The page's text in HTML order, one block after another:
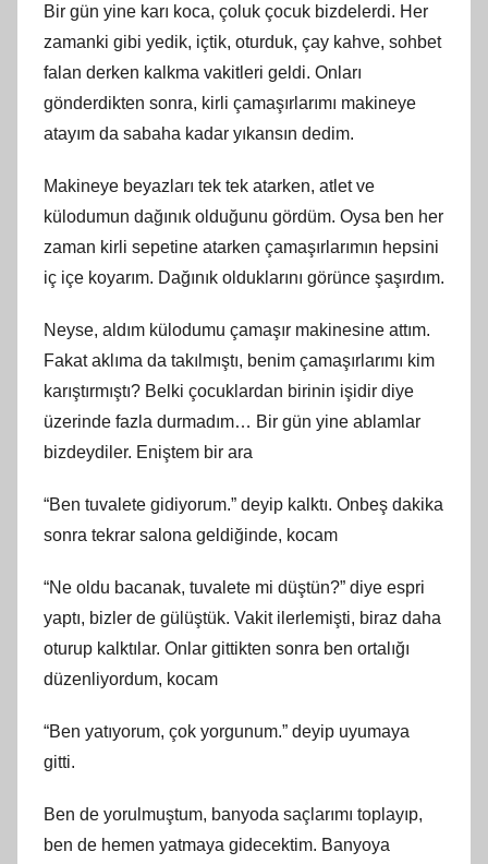
Bir gün yine karı koca, çoluk çocuk bizdelerdi. Her
zamanki gibi yedik, içtik, oturduk, çay kahve, sohbet
falan derken kalkma vakitleri geldi. Onları
gönderdikten sonra, kirli çamaşırlarımı makineye
atayım da sabaha kadar yıkansın dedim.
Makineye beyazları tek tek atarken, atlet ve
külodumun dağınık olduğunu gördüm. Oysa ben her
zaman kirli sepetine atarken çamaşırlarımın hepsini
iç içe koyarım. Dağınık olduklarını görünce şaşırdım.
Neyse, aldım külodumu çamaşır makinesine attım.
Fakat aklıma da takılmıştı, benim çamaşırlarımı kim
karıştırmıştı? Belki çocuklardan birinin işidir diye
üzerinde fazla durmadım… Bir gün yine ablamlar
bizdeydiler. Eniştem bir ara
“Ben tuvalete gidiyorum.” deyip kalktı. Onbeş dakika
sonra tekrar salona geldiğinde, kocam
“Ne oldu bacanak, tuvalete mi düştün?” diye espri
yaptı, bizler de gülüştük. Vakit ilerlemişti, biraz daha
oturup kalktılar. Onlar gittikten sonra ben ortalığı
düzenliyordum, kocam
“Ben yatıyorum, çok yorgunum.” deyip uyumaya
gitti.
Ben de yorulmuştum, banyoda saçlarımı toplayıp,
ben de hemen yatmaya gidecektim. Banyoya